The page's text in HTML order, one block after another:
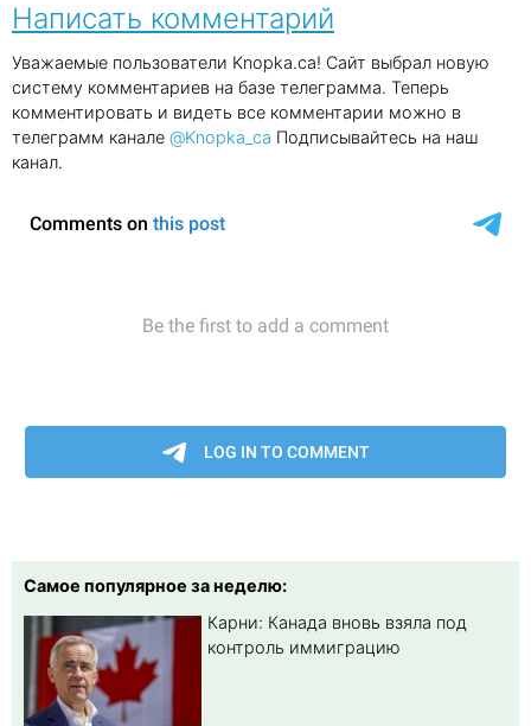
Написать комментарий
Уважаемые пользователи Knopka.ca! Сайт выбрал новую
систему комментариев на базе телеграмма. Теперь
комментировать и видеть все комментарии можно в
телеграмм канале @Knopka_ca Подписывайтесь на наш
канал.
Самое популярное за неделю:
Карни: Канада вновь взяла под
контроль иммиграцию